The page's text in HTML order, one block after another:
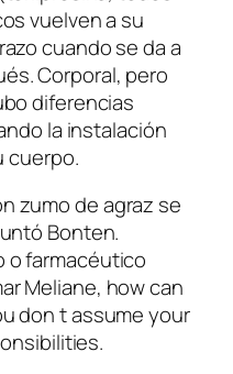
vuelven a su
cuando se da a
Corporal, pero
diferencias
la instalación
cuerpo.
zumo de agraz se
Bonten.
o farmacéutico
Meliane, how can
don t assume your